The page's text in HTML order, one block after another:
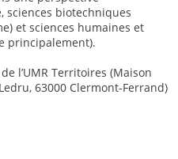
biotechniques
et sciences humaines et
principalement).
l’UMR Territoires (Maison
63000 Clermont-Ferrand)